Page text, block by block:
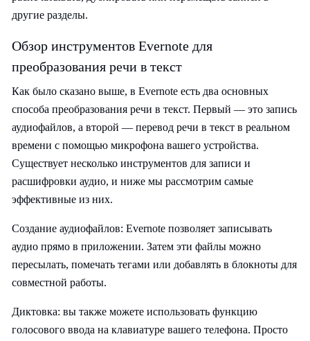
другие разделы.
Обзор инструментов Evernote для
преобразования речи в текст
Как было сказано выше, в Evernote есть два основных
способа преобразования речи в текст. Первый — это запись
аудиофайлов, а второй — перевод речи в текст в реальном
времени с помощью микрофона вашего устройства.
Существует несколько инструментов для записи и
расшифровки аудио, и ниже мы рассмотрим самые
эффективные из них.
Создание аудиофайлов: Evernote позволяет записывать
аудио прямо в приложении. Затем эти файлы можно
пересылать, помечать тегами или добавлять в блокноты для
совместной работы.
Диктовка: вы также можете использовать функцию
голосового ввода на клавиатуре вашего телефона. Просто